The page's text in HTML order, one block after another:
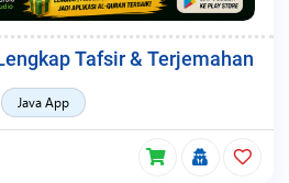
Tafsir & Terjemahan
Java App